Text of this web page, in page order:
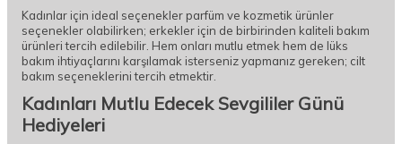
Kadınlar için ideal seçenekler parfüm ve kozmetik ürünler
seçenekler olabilirken; erkekler için de birbirinden kaliteli bakım
ürünleri tercih edilebilir. Hem onları mutlu etmek hem de lüks
bakım ihtiyaçlarını karşılamak isterseniz yapmanız gereken; cilt
bakım seçeneklerini tercih etmektir.
Kadınları Mutlu Edecek Sevgililer Günü
Hediyeleri